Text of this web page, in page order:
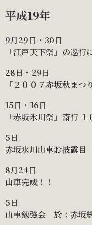
平成19年
9月29日・30日
「江戸天下祭」の巡行
28日・29日
「２００７赤坂秋まつ
15日・16日
「赤坂氷川祭」斎行
5日
赤坂氷川山車お披露
8月24日
山車完成！！
5日
山車勉強会 於：赤坂